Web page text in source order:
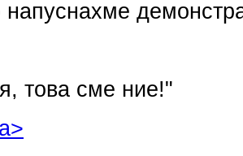
това сме ние!"